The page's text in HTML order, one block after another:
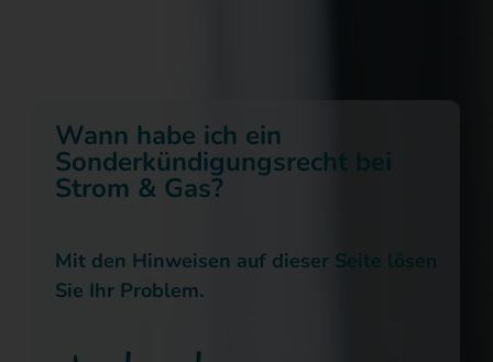
Wann habe ich ein
Sonderkündigungsrecht bei
Strom & Gas?
Mit den Hinweisen auf dieser Seite lösen
Sie Ihr Problem.